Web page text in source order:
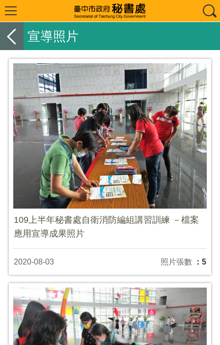
宣導照片
109上半年秘書處自衛消防編組講習訓練 －檔案
應用宣導成果照片
2020-08-03 照片張數 ：5